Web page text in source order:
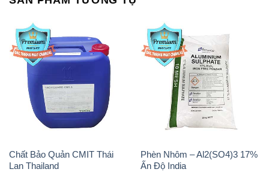
Chất Bảo Quản CMIT Thái
Lan Thailand
Phèn Nhôm – Al2(SO4)3 17%
Ấn Độ India